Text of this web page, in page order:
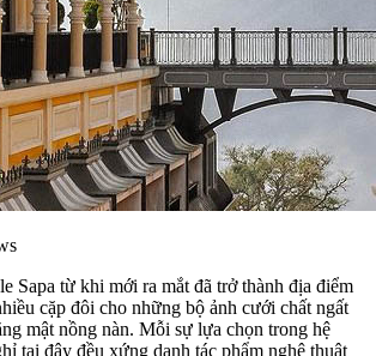
Sapa từ khi mới ra mắt đã trở thành địa điểm
cặp đôi cho những bộ ảnh cưới chất ngất
mật nồng nàn. Mỗi sự lựa chọn trong hệ
tại đây đều xứng danh tác phẩm nghệ thuật